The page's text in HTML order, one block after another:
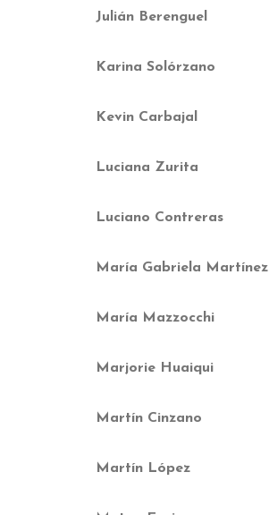
Julián Berenguel
Karina Solórzano
Kevin Carbajal
Luciana Zurita
Luciano Contreras
María Gabriela Martínez
María Mazzocchi
Marjorie Huaiqui
Martín Cinzano
Martín López